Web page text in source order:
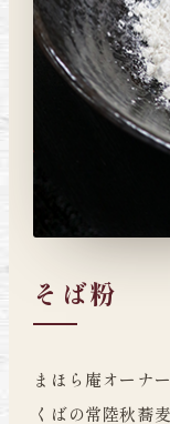
そば粉
まほら庵オーナ
くばの常陸秋蕎